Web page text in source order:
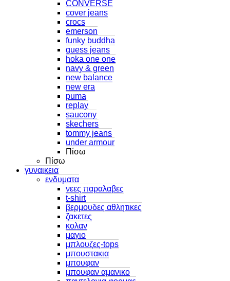
CONVERSE
cover jeans
crocs
emerson
funky buddha
guess jeans
hoka one one
navy & green
new balance
new era
puma
replay
saucony
skechers
tommy jeans
under armour
Πίσω
Πίσω
γυναικεια
ενδυματα
νεες παραλαβες
t-shirt
βερμουδες αθλητικες
ζακετες
κολαν
μαγιο
μπλουζες-tops
μπουστακια
μπουφαν
μπουφαν αμανικο